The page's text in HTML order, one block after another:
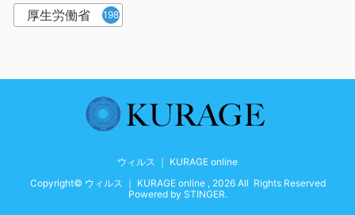
厚生労働省 198
ウィルス ｜ KURAGE online
Copyright© ウィルス ｜ KURAGE online , 2026 All Rights Reserved
Powered by STINGER.